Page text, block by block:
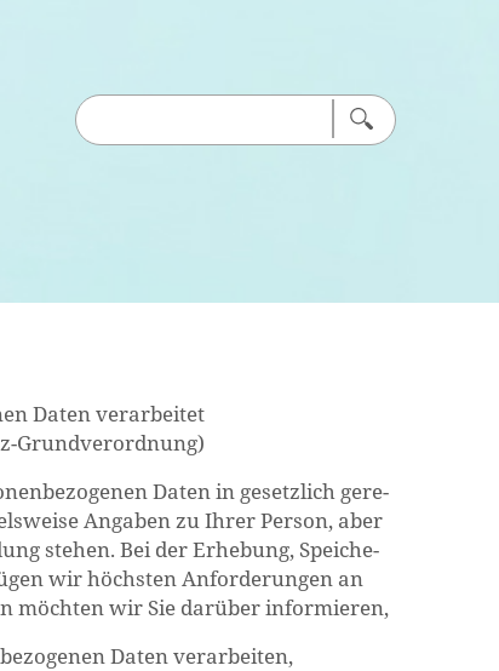
Daten ver­ar­bei­tet
Grund­ver­ord­nung)
Daten in ge­setz­lich ge­re­
An­ga­ben zu Ihrer Per­son, aber
ste­hen. Bei der Er­he­bung, Spei­che­
wir höchs­ten An­for­de­run­gen an
möch­ten wir Sie dar­über in­for­mie­ren,
Daten ver­ar­bei­ten,